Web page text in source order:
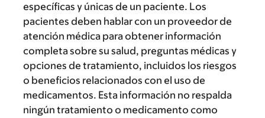
específicas y únicas de un paciente. Los
pacientes deben hablar con un proveedor de
atención médica para obtener información
completa sobre su salud, preguntas médicas y
opciones de tratamiento, incluidos los riesgos
o beneficios relacionados con el uso de
medicamentos. Esta información no respalda
ningún tratamiento o medicamento como